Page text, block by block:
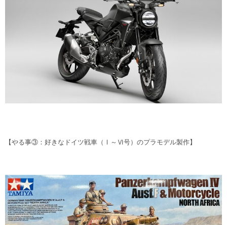
【やる事③：好きなドイツ戦車（Ⅰ～Ⅵ号）のプラモデル製作】